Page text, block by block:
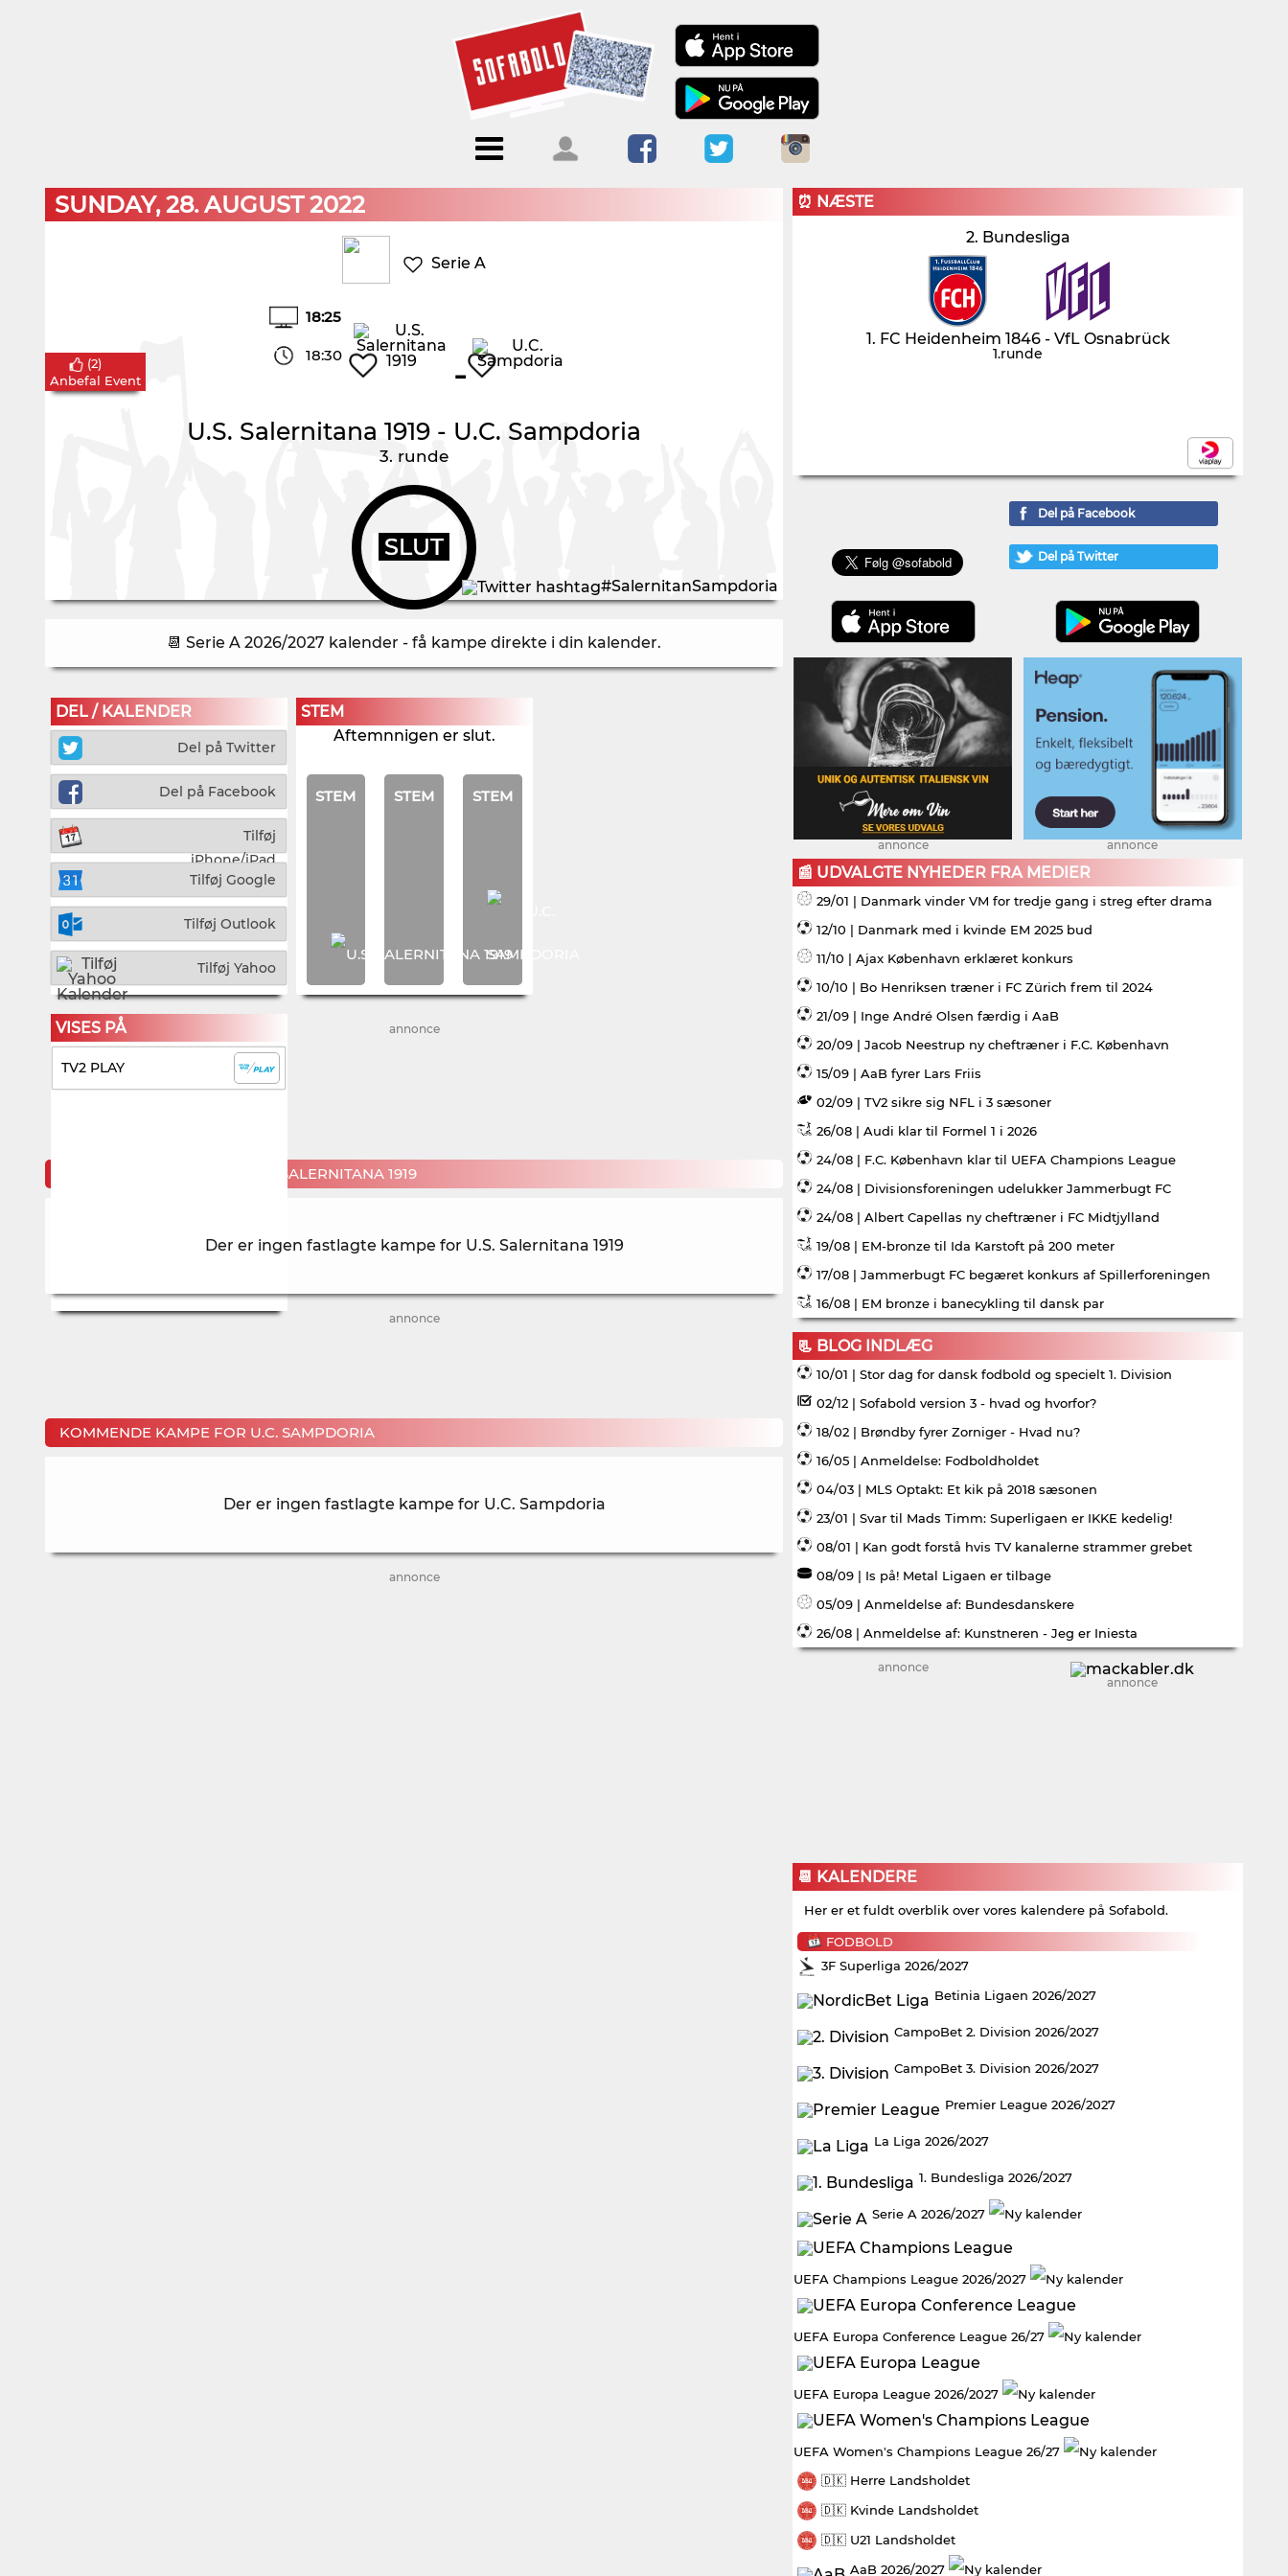
Menu
Forside Kalendere
Blogs
Om
Sofabold
Log ind
SUNDAY, 28. AUGUST 2022
Serie A
18:25
18:30 -
U.S. Salernitana 1919 - U.C. Sampdoria
3. runde
SLUT
(2)
Anbefal Event
#SalernitanSampdoria
📆 Serie A 2026/2027 kalender - få kampe direkte i din kalender.
DEL / KALENDER
Del på Twitter
Del på Facebook
Tilføj
iPhone/iPad
Tilføj Google
Tilføj Outlook
Tilføj Yahoo
STEM
Aftemnnigen er slut.
STEM STEM STEM
VISES PÅ
TV2 PLAY
annonce
KOMMENDE KAMPE FOR U.S. SALERNITANA 1919
Der er ingen fastlagte kampe for U.S. Salernitana 1919
annonce
KOMMENDE KAMPE FOR U.C. SAMPDORIA
Der er ingen fastlagte kampe for U.C. Sampdoria
annonce
⏰ NÆSTE
2. Bundesliga
1. FC Heidenheim 1846 - VfL Osnabrück
1.runde
Del på Facebook
Del på Twitter
annonce annonce
📰 UDVALGTE NYHEDER FRA MEDIER
29/01 | Danmark vinder VM for tredje gang i streg efter drama
12/10 | Danmark med i kvinde EM 2025 bud
11/10 | Ajax København erklæret konkurs
10/10 | Bo Henriksen træner i FC Zürich frem til 2024
21/09 | Inge André Olsen færdig i AaB
20/09 | Jacob Neestrup ny cheftræner i F.C. København
15/09 | AaB fyrer Lars Friis
02/09 | TV2 sikre sig NFL i 3 sæsoner
26/08 | Audi klar til Formel 1 i 2026
24/08 | F.C. København klar til UEFA Champions League
24/08 | Divisionsforeningen udelukker Jammerbugt FC
24/08 | Albert Capellas ny cheftræner i FC Midtjylland
19/08 | EM-bronze til Ida Karstoft på 200 meter
17/08 | Jammerbugt FC begæret konkurs af Spillerforeningen
16/08 | EM bronze i banecykling til dansk par
📃 BLOG INDLÆG
10/01 | Stor dag for dansk fodbold og specielt 1. Division
02/12 | Sofabold version 3 - hvad og hvorfor?
18/02 | Brøndby fyrer Zorniger - Hvad nu?
16/05 | Anmeldelse: Fodboldholdet
04/03 | MLS Optakt: Et kik på 2018 sæsonen
23/01 | Svar til Mads Timm: Superligaen er IKKE kedelig!
08/01 | Kan godt forstå hvis TV kanalerne strammer grebet
08/09 | Is på! Metal Ligaen er tilbage
05/09 | Anmeldelse af: Bundesdanskere
26/08 | Anmeldelse af: Kunstneren - Jeg er Iniesta
annonce
annonce
📆 KALENDERE
Her er et fuldt overblik over vores kalendere på Sofabold.
FODBOLD
3F Superliga 2026/2027
Betinia Ligaen 2026/2027
CampoBet 2. Division 2026/2027
CampoBet 3. Division 2026/2027
Premier League 2026/2027
La Liga 2026/2027
1. Bundesliga 2026/2027
Serie A 2026/2027
UEFA Champions League 2026/2027
UEFA Europa Conference League 26/27
UEFA Europa League 2026/2027
UEFA Women's Champions League 26/27
🇩🇰 Herre Landsholdet
🇩🇰 Kvinde Landsholdet
🇩🇰 U21 Landsholdet
AaB 2026/2027